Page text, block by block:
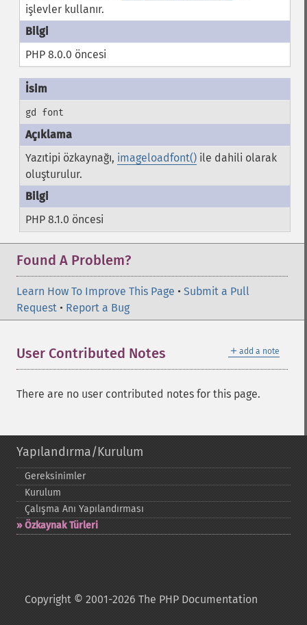
işlevler kullanır.
PHP 8.0.0 öncesi
gd font
Yazıtipi özkaynağı, imageloadfont()ile dahili olarak
oluşturulur.
PHP 8.1.0 öncesi
Found A Problem?
Learn How To Improve This Page • Submit a Pull
Request • Report a Bug
＋ add a note
User Contributed Notes
There are no user contributed notes for this page.
Yapılandırma/Kurulum
Gereksinimler
Kurulum
Çalışma Anı Yapılandırması
Özkaynak Türleri
Copyright © 2001-2026 The PHP Documentation